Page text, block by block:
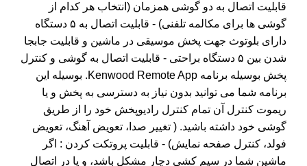
قابلیت اتصال به دو گوشی همزمان (انتخاب هر کدام از
گوشی ها برای مکالمه تلفنی) - قابلیت اتصال به ۵ دستگاه
دارای بلوتوث جهت پخش موسیقی در ماشین و قابلیت جابجا
شدن بین ۵ دستگاه براحتی - قابلیت اتصال به گوشی و کنترل
پخش بوسیله برنامه Kenwood Remote App. بوسیله این
برنامه شما می توانید بدون نیاز به دسترسی به پخش و یا
ریموت کنترل آن تمام کنترل رادیوپخش خود را از طریق
گوشی خود داشته باشید. ( تغییر صدا، تعویض آهنگ، تعویض
فولد، کنترل صفحه نمایش) - قابليت پروتكت كردن : اگر
ماشین شما در سیم کشی دچار مشکل باشد، و یا در اتصال